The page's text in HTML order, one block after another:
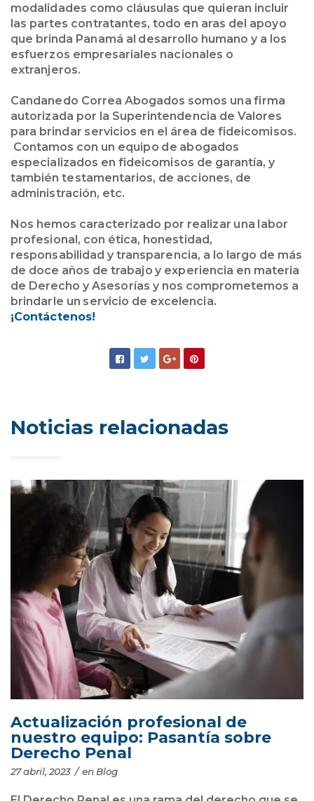
modalidades como cláusulas que quieran incluir
las partes contratantes, todo en aras del apoyo
que brinda Panamá al desarrollo humano y a los
esfuerzos empresariales nacionales o
extranjeros.
Candanedo Correa Abogados somos una firma
autorizada por la Superintendencia de Valores
para brindar servicios en el área de fideicomisos.
Contamos con un equipo de abogados
especializados en fideicomisos de garantía, y
también testamentarios, de acciones, de
administración, etc.
Nos hemos caracterizado por realizar una labor
profesional, con ética, honestidad,
responsabilidad y transparencia, a lo largo de más
de doce años de trabajo y experiencia en materia
de Derecho y Asesorías y nos comprometemos a
brindarle un servicio de excelencia.
¡Contáctenos!
Noticias relacionadas
Actualización profesional de
nuestro equipo: Pasantía sobre
Derecho Penal
27 abril, 2023 /en Blog